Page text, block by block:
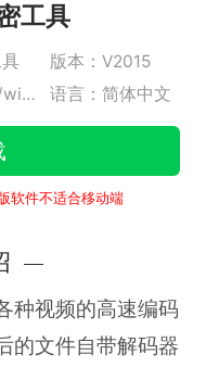
工具
版本：V2015
系统：winall/win7/win10/win11 语言：简体中文
软件不适合移动端
种视频的高速编码
的文件自带解码器